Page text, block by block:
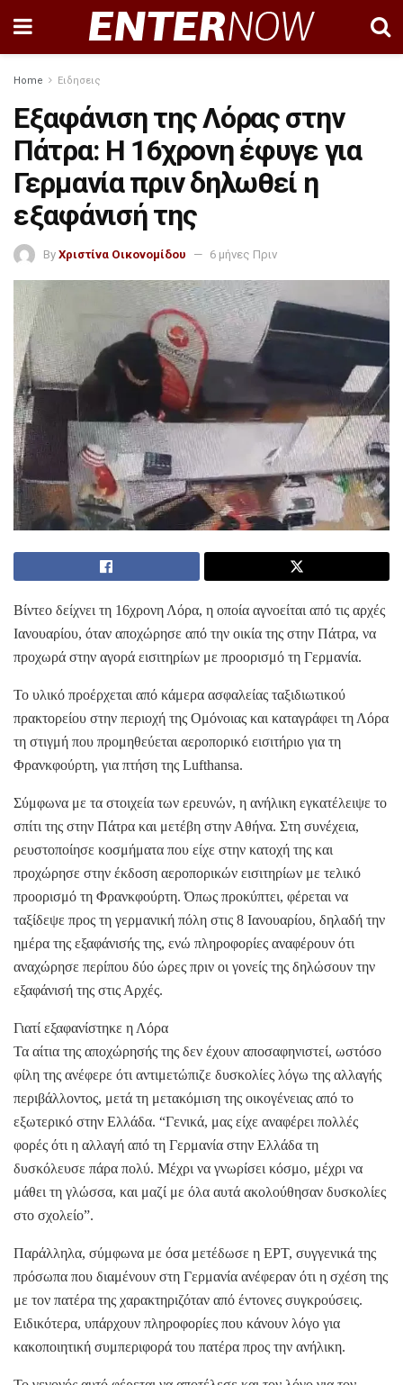
Home Ειδησεις
Εξαφάνιση της Λόρας στην
Πάτρα: Η 16χρονη έφυγε για
Γερμανία πριν δηλωθεί η
εξαφάνισή της
By Χριστίνα Οικονομίδου 6 μήνες Πριν
Βίντεο δείχνει τη 16χρονη Λόρα, η οποία αγνοείται από τις αρχές
Ιανουαρίου, όταν αποχώρησε από την οικία της στην Πάτρα, να
προχωρά στην αγορά εισιτηρίων με προορισμό τη Γερμανία.
Το υλικό προέρχεται από κάμερα ασφαλείας ταξιδιωτικού
πρακτορείου στην περιοχή της Ομόνοιας και καταγράφει τη Λόρα
τη στιγμή που προμηθεύεται αεροπορικό εισιτήριο για τη
Φρανκφούρτη, για πτήση της Lufthansa.
Σύμφωνα με τα στοιχεία των ερευνών, η ανήλικη εγκατέλειψε το
σπίτι της στην Πάτρα και μετέβη στην Αθήνα. Στη συνέχεια,
ρευστοποίησε κοσμήματα που είχε στην κατοχή της και
προχώρησε στην έκδοση αεροπορικών εισιτηρίων με τελικό
προορισμό τη Φρανκφούρτη. Όπως προκύπτει, φέρεται να
ταξίδεψε προς τη γερμανική πόλη στις 8 Ιανουαρίου, δηλαδή την
ημέρα της εξαφάνισής της, ενώ πληροφορίες αναφέρουν ότι
αναχώρησε περίπου δύο ώρες πριν οι γονείς της δηλώσουν την
εξαφάνισή της στις Αρχές.
Γιατί εξαφανίστηκε η Λόρα
Τα αίτια της αποχώρησής της δεν έχουν αποσαφηνιστεί, ωστόσο
φίλη της ανέφερε ότι αντιμετώπιζε δυσκολίες λόγω της αλλαγής
περιβάλλοντος, μετά τη μετακόμιση της οικογένειας από το
εξωτερικό στην Ελλάδα. “Γενικά, μας είχε αναφέρει πολλές
φορές ότι η αλλαγή από τη Γερμανία στην Ελλάδα τη
δυσκόλευσε πάρα πολύ. Μέχρι να γνωρίσει κόσμο, μέχρι να
μάθει τη γλώσσα, και μαζί με όλα αυτά ακολούθησαν δυσκολίες
στο σχολείο”.
Παράλληλα, σύμφωνα με όσα μετέδωσε η ΕΡΤ, συγγενικά της
πρόσωπα που διαμένουν στη Γερμανία ανέφεραν ότι η σχέση της
με τον πατέρα της χαρακτηριζόταν από έντονες συγκρούσεις.
Ειδικότερα, υπάρχουν πληροφορίες που κάνουν λόγο για
κακοποιητική συμπεριφορά του πατέρα προς την ανήλικη.